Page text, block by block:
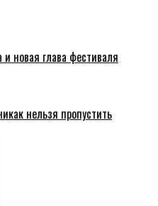
новая глава фестиваля
нельзя пропустить